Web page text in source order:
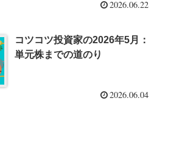
2026.06.22
コツコツ投資家の2026年5月：
単元株までの道のり
2026.06.04